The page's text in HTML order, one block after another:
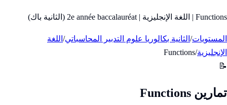
Functions | اللغة الإنجليزية | 2e année baccalauréat (الثانية باك)
المستويات/ الثانية بكالوريا علوم التدبير المحاسباتي/ اللغة
الإنجليزية/
Functions
📝
تمارين Functions